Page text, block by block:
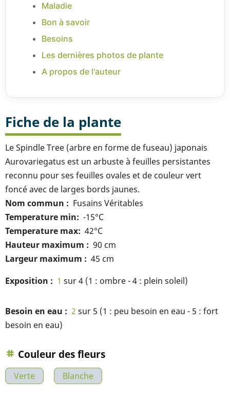
Maladie
Bon à savoir
Besoins
Les dernières photos de plante
A propos de l'auteur
Fiche de la plante
Le Spindle Tree (arbre en forme de fuseau) japonais
Aurovariegatus est un arbuste à feuilles persistantes
reconnu pour ses feuilles ovales et de couleur vert
foncé avec de larges bords jaunes.
Nom commun
Fusains Véritables
Temperature min
-15°C
Temperature max 42°C
Hauteur maximum
90 cm
Largeur maximum
45 cm
Exposition
1 sur 4 (1 : ombre - 4 : plein soleil)
Besoin en eau 2 sur 5 (1 : peu besoin en eau - 5 : fort
besoin en eau)
Couleur des fleurs
Verte Blanche